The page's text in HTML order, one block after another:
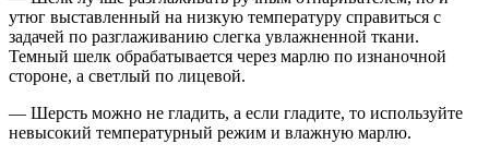
утюг выставленный на низкую температуру справиться с
задачей по разглаживанию слегка увлажненной ткани.
Темный шелк обрабатывается через марлю по изнаночной
стороне, а светлый по лицевой.
— Шерсть можно не гладить, а если гладите, то используйте
невысокий температурный режим и влажную марлю.